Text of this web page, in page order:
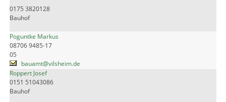
0175 3820128
Bauhof
Poguntke Markus
08706 9485-17
05
bauamt@vilsheim.de
Roppert Josef
0151 51043086
Bauhof